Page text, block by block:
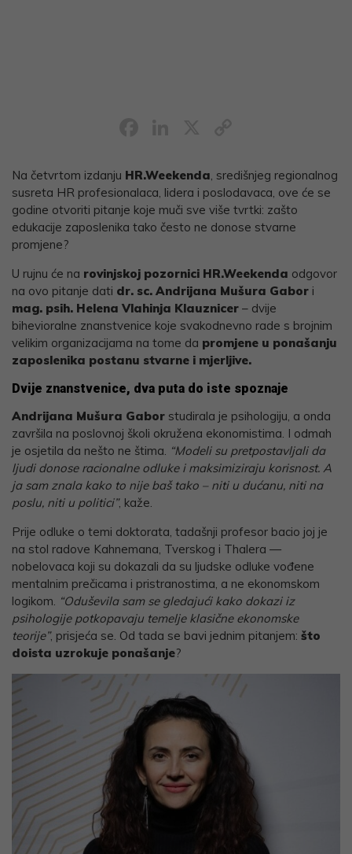
Na četvrtom izdanju HR.Weekenda, središnjeg regionalnog
susreta HR profesionalaca, lidera i poslodavaca, ove će se
godine otvoriti pitanje koje muči sve više tvrtki: zašto
edukacije zaposlenika tako često ne donose stvarne
promjene?
U rujnu će na rovinjskoj pozornici HR.Weekenda odgovor
na ovo pitanje dati dr. sc. Andrijana Mušura Gabor i
mag. psih. Helena Vlahinja Klauznicer – dvije
bihevioralne znanstvenice koje svakodnevno rade s brojnim
velikim organizacijama na tome da promjene u ponašanju
zaposlenika postanu stvarne i mjerljive.
Dvije znanstvenice, dva puta do iste spoznaje
Andrijana Mušura Gabor studirala je psihologiju, a onda
završila na poslovnoj školi okružena ekonomistima. I odmah
je osjetila da nešto ne štima. “Modeli su pretpostavljali da
ljudi donose racionalne odluke i maksimiziraju korisnost. A
ja sam znala kako to nije baš tako – niti u dućanu, niti na
poslu, niti u politici”, kaže.
Prije odluke o temi doktorata, tadašnji profesor bacio joj je
na stol radove Kahnemana, Tverskog i Thalera —
nobelovaca koji su dokazali da su ljudske odluke vođene
mentalnim prečicama i pristranostima, a ne ekonomskom
logikom. “Oduševila sam se gledajući kako dokazi iz
psihologije potkopavaju temelje klasične ekonomske
teorije”, prisjeća se. Od tada se bavi jednim pitanjem: što
doista uzrokuje ponašanje?